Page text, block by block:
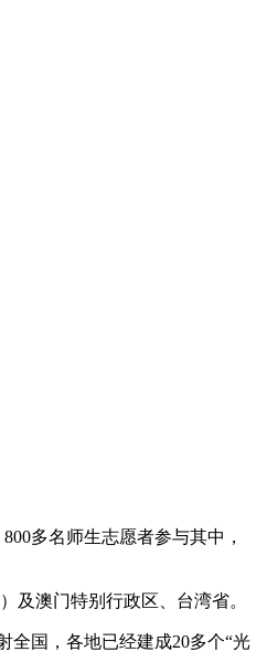
多名师生志愿者参与其中，
及澳门特别行政区、台湾省。
全国，各地已经建成20多个“光